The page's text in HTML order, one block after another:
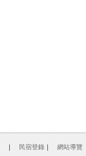
｜ 民宿登錄 ｜ 網站導覽